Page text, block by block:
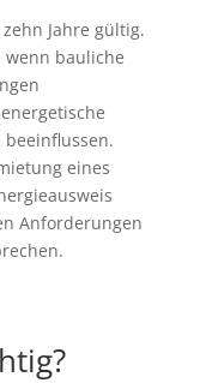
Jahre gültig.
bauliche
beeinflussen.
eines
Anforderungen